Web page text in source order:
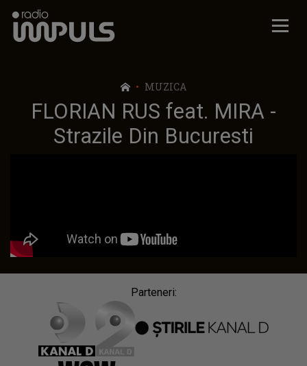
Radio Impuls
MUZICA
FLORIAN RUS feat. MIRA -
Strazile Din Bucuresti
Parteneri: